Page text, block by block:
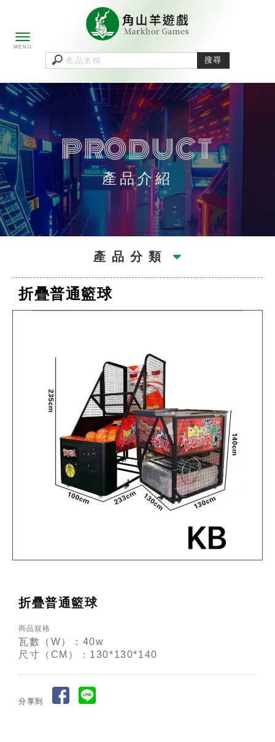
產品介紹
產品分類
折疊普通籃球
折疊普通籃球
商品規格
瓦數（W）：40w
尺寸（CM）：130*130*140
分享到